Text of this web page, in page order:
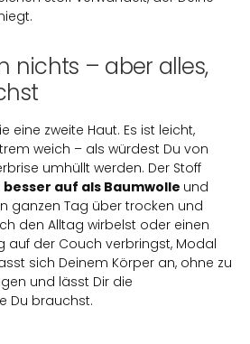
nichts – aber alles,
eine zweite Haut. Es ist leicht,
weich – als würdest Du von
umhüllt werden. Der Stoff
auf als Baumwolle und
ganzen Tag über trocken und
den Alltag wirbelst oder einen
auf der Couch verbringst, Modal
sich Deinem Körper an, ohne zu
und lässt Dir die
Du brauchst.